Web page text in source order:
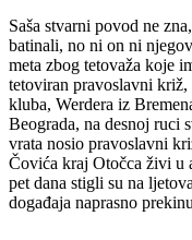
Saša stvarni povod ne
batinali, no ni on ni
meta zbog tetovaža koje
tetoviran pravoslavni križ,
kluba, Werdera iz
Beograda, na desnoj ruci
vrata nosio pravoslavni
Čovića kraj Otočca živi u
pet dana stigli su na
događaja naprasno